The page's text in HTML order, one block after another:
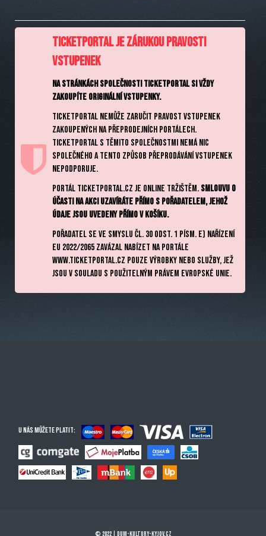
Ticketportal je zárukou pravosti
vstupenek
Na stránkách společnosti Ticketportal si vždy
zakoupíte originální vstupenky.
Ticketportal nemůže zaručit pravost vstupenek
zakoupených na přeprodejních portálech.
Ticketportal s těmito společnostmi nemá nic
společného a tento způsob přeprodávání vstupenek
nepodporuje.
Portál Ticketportal.cz je online tržištěm. Smlouvu o
účasti na akci uzavíráte přímo s pořadatelem, jehož
údaje jsou uvedeny přímo v košíku.
Pořadatel se ve smyslu čl. 30 odst. 1 písm. e) nařízení
EU 2022/2065 zavázal nabízet na portále
www.ticketportal.cz pouze výrobky nebo služby, jež
jsou v souladu s použitelným právem Evropské unie.
U nás můžete platit:
© 2022 | dum-kultury-kyjov.cz